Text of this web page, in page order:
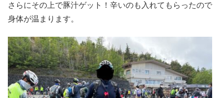
さらにその上で豚汁ゲット！辛いのも入れてもらったので
身体が温まります。